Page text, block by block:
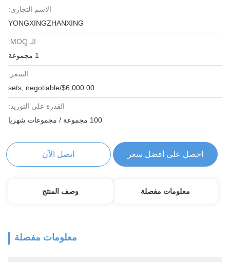
الاسم التجاري:
YONGXINGZHANXING
الـ MOQ:
1 مجموعة
السعر:
$6,000.00/sets, negotiable
القدرة على التوريد:
100 مجموعة / مجموعات شهريا
احصل على أفضل سعر اتصل الآن
معلومات مفصلة وصف المنتج
معلومات مفصلة